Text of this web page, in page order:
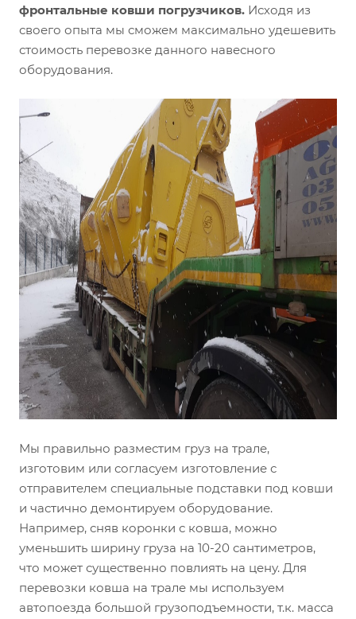
фронтальные ковши погрузчиков. Исходя из
своего опыта мы сможем максимально удешевить
стоимость перевозке данного навесного
оборудования.
Мы правильно разместим груз на трале,
изготовим или согласуем изготовление с
отправителем специальные подставки под ковши
и частично демонтируем оборудование.
Например, сняв коронки с ковша, можно
уменьшить ширину груза на 10-20 сантиметров,
что может существенно повлиять на цену. Для
перевозки ковша на трале мы используем
автопоезда большой грузоподъемности, т.к. масса